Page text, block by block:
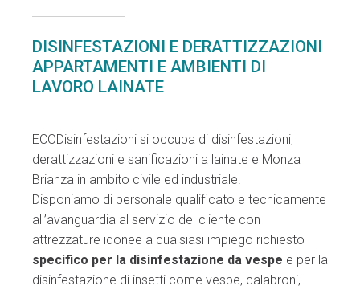
DISINFESTAZIONI E DERATTIZZAZIONI
APPARTAMENTI E AMBIENTI DI
LAVORO LAINATE
ECODisinfestazioni si occupa di disinfestazioni,
derattizzazioni e sanificazioni a lainate e Monza
Brianza in ambito civile ed industriale.
Disponiamo di personale qualificato e tecnicamente
all’avanguardia al servizio del cliente con
attrezzature idonee a qualsiasi impiego richiesto
specifico per la disinfestazione da vespe e per la
disinfestazione di insetti come vespe, calabroni,